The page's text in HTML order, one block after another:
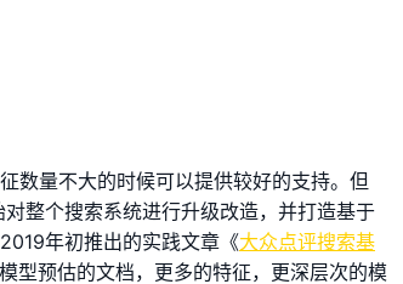
数量不大的时候可以提供较好的支持。但
整个搜索系统进行升级改造，并打造基于
年初推出的实践文章《大众点评搜索基
型预估的文档，更多的特征，更深层次的模